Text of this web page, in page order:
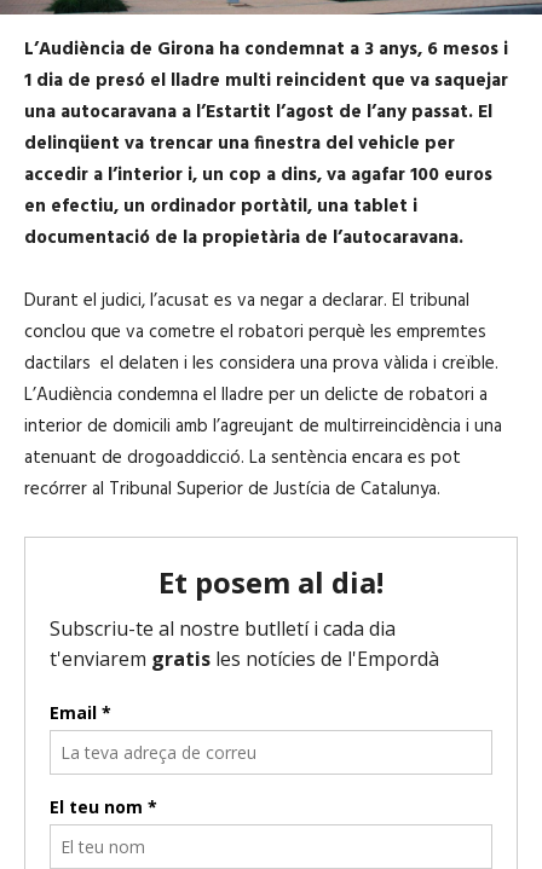
L’Audiència de Girona ha condemnat a 3 anys, 6 mesos i
1 dia de presó el lladre multi reincident que va saquejar
una autocaravana a l’Estartit l’agost de l’any passat. El
delinqüent va trencar una finestra del vehicle per
accedir a l’interior i, un cop a dins, va agafar 100 euros
en efectiu, un ordinador portàtil, una tablet i
documentació de la propietària de l’autocaravana.
Durant el judici, l’acusat es va negar a declarar. El tribunal
conclou que va cometre el robatori perquè les empremtes
dactilars el delaten i les considera una prova vàlida i creïble.
L’Audiència condemna el lladre per un delicte de robatori a
interior de domicili amb l’agreujant de multirreincidència i una
atenuant de drogoaddicció. La sentència encara es pot
recórrer al Tribunal Superior de Justícia de Catalunya.